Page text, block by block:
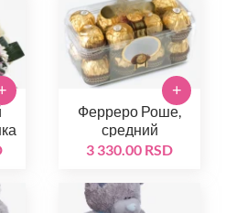
Ферреро Роше,
средний
3 330.00 RSD
+